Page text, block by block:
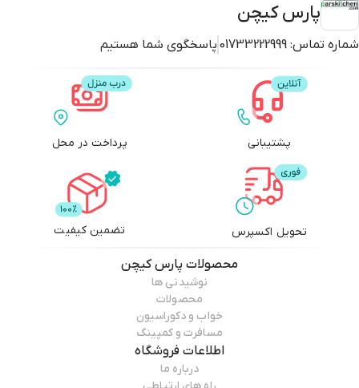
پارس کیچن
شماره تماس: 01733222999 پاسخگوی شما هستیم
پشتیبانی پرداخت در محل
تحویل اکسپرس تضمین کیفیت
محصولات پارس کیچن
نوشیدنی ها
محصولات
خواب و دکوراسیون
مسافرت و کمپینگ
اطلاعات فروشگاه
درباره ما